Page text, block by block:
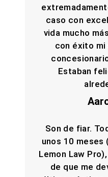
caso con
vida mucho
con éxito
Estaban
Son de fiar.
unos 10 meses
Lemon Law
de que me